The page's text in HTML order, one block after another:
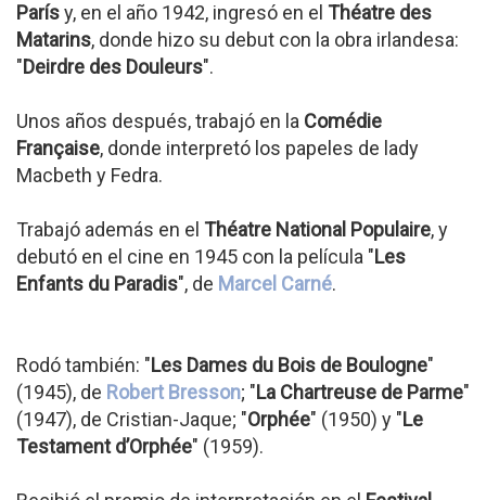
Parísy, en el año 1942, ingresó en el Théatre des
Matarins, donde hizo su debut con la obra irlandesa:
"Deirdre des Douleurs".
Unos años después, trabajó en la Comédie
Française, donde interpretó los papeles de lady
Macbeth y Fedra.
Trabajó además en el Théatre National Populaire, y
debutó en el cine en 1945 con la película "Les
Enfants du Paradis", de Marcel Carné.
Rodó también: "Les Dames du Bois de Boulogne"
(1945), de Robert Bresson; "La Chartreuse de Parme"
(1947), de Cristian-Jaque; "Orphée" (1950) y "Le
Testament d’Orphée" (1959).